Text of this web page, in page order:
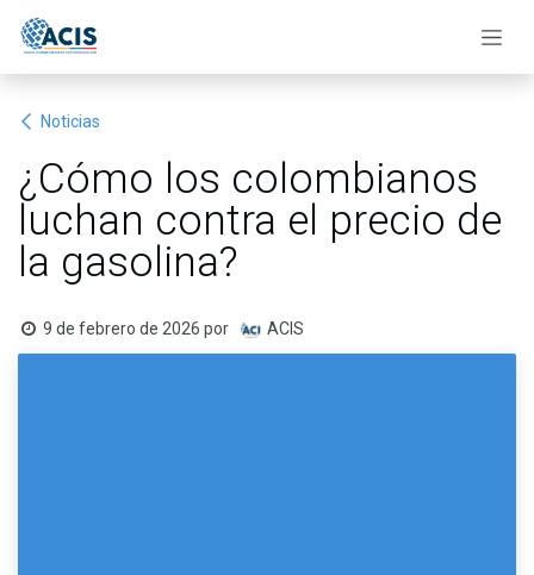
Noticias
¿Cómo los colombianos
luchan contra el precio de
la gasolina?
9 de febrero de 2026 por ACIS